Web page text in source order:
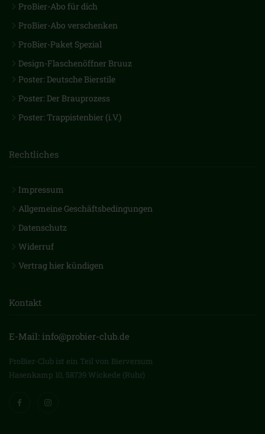
ProBier-Abo für dich
ProBier-Abo verschenken
ProBier-Paket Spezial
Design-Flaschenöffner Bruuz
Poster: Deutsche Bierstile
Poster: Der Brauprozess
Poster: Trappistenbier (i.V.)
Rechtliches
Impressum
Allgemeine Geschäftsbedingungen
Datenschutz
Widerruf
Vertrag hier kündigen
Kontakt
E-Mail: info@probier-club.de
ProBier-Club ist ein Teil von Bierversum
Hasenkamp 10, 58739 Wickede (Ruhr)